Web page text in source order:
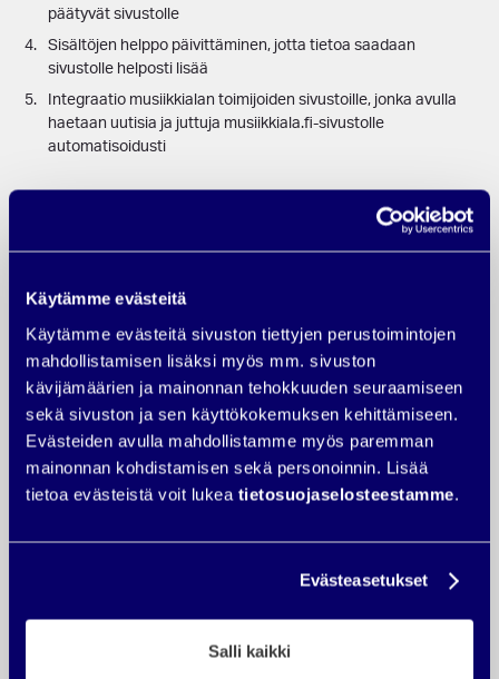
Käytämme evästeitä
Käytämme evästeitä sivuston tiettyjen perustoimintojen
mahdollistamisen lisäksi myös mm. sivuston
kävijämäärien ja mainonnan tehokkuuden seuraamiseen
sekä sivuston ja sen käyttökokemuksen kehittämiseen.
Evästeiden avulla mahdollistamme myös paremman
mainonnan kohdistamisen sekä personoinnin. Lisää
tietoa evästeistä voit lukea tietosuojaselosteestamme.
Evästeasetukset
Salli kaikki
päätyvät sivustolle
Sisältöjen helppo päivittäminen, jotta tietoa saadaan
sivustolle helposti lisää
Integraatio musiikkialan toimijoiden sivustoille, jonka avulla
haetaan uutisia ja juttuja musiikkiala.fi-sivustolle
automatisoidusti
Mitä teimme